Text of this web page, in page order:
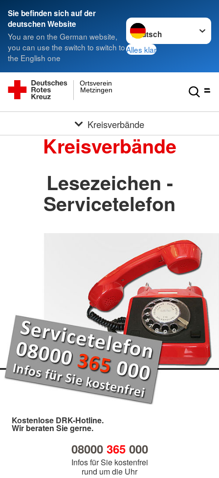
Sie befinden sich auf der
deutschen Website
You are on the German website,
you can use the switch to switch to
the English one
Sprache wechseln zu
Alles klar
Metzingen
Ortsverein
Kreisverbände
Kreisverbände
Lesezeichen -
Servicetelefon
Kostenlose DRK-Hotline.
Wir beraten Sie gerne.
08000 365000
Infos für Sie kostenfrei
rund um die Uhr